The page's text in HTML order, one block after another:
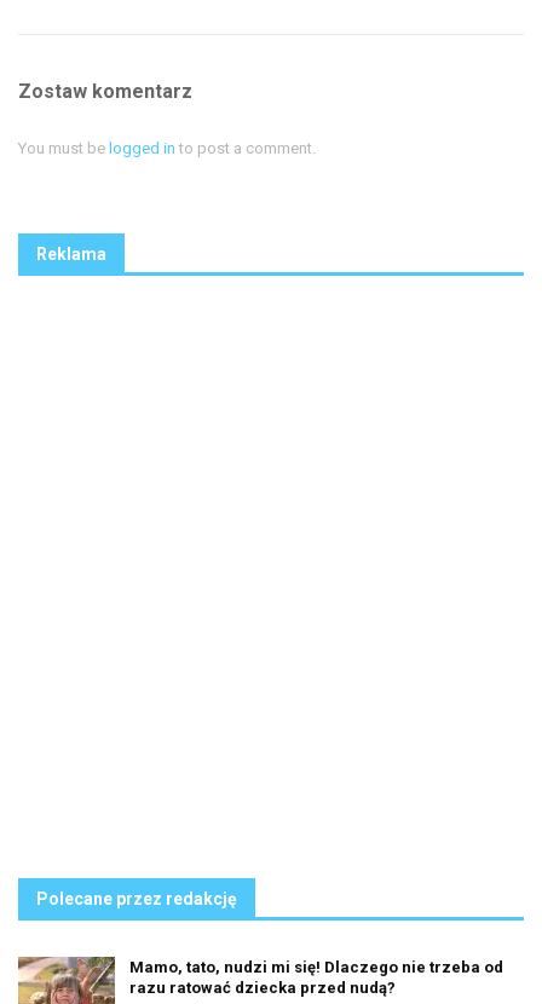
Zostaw komentarz
You must be logged in to post a comment.
Reklama
Polecane przez redakcję
Mamo, tato, nudzi mi się! Dlaczego nie trzeba od
razu ratować dziecka przed nudą?